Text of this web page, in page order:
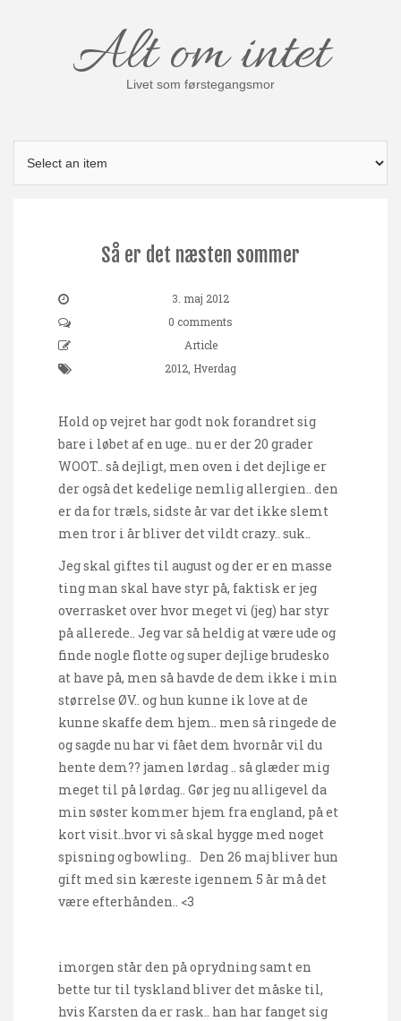
Alt om intet
Livet som førstegangsmor
Så er det næsten sommer
3. maj 2012
0 comments
Article
2012 Hverdag
Hold op vejret har godt nok forandret sig
bare i løbet af en uge.. nu er der 20 grader
WOOT.. så dejligt, men oven i det dejlige er
der også det kedelige nemlig allergien.. den
er da for træls, sidste år var det ikke slemt
men tror i år bliver det vildt crazy.. suk..
Jeg skal giftes til august og der er en masse
ting man skal have styr på, faktisk er jeg
overrasket over hvor meget vi (jeg) har styr
på allerede.. Jeg var så heldig at være ude og
finde nogle flotte og super dejlige brudesko
at have på, men så havde de dem ikke i min
størrelse ØV.. og hun kunne ik love at de
kunne skaffe dem hjem.. men så ringede de
og sagde nu har vi fået dem hvornår vil du
hente dem?? jamen lørdag .. så glæder mig
meget til på lørdag.. Gør jeg nu alligevel da
min søster kommer hjem fra england, på et
kort visit..hvor vi så skal hygge med noget
spisning og bowling.. Den 26 maj bliver hun
gift med sin kæreste igennem 5 år må det
være efterhånden.. <3
imorgen står den på oprydning samt en
bette tur til tyskland bliver det måske til,
hvis Karsten da er rask.. han har fanget sig